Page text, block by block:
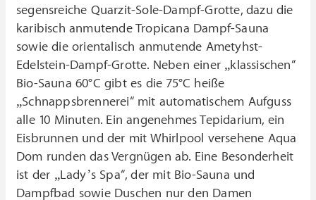
segensreiche Quarzit-Sole-Dampf-Grotte, dazu die
karibisch anmutende Tropicana Dampf-Sauna
sowie die orientalisch anmutende Ametyhst-
Edelstein-Dampf-Grotte. Neben einer „klassischen“
Bio-Sauna 60°C gibt es die 75°C heiße
„Schnappsbrennerei“ mit automatischem Aufguss
alle 10 Minuten. Ein angenehmes Tepidarium, ein
Eisbrunnen und der mit Whirlpool versehene Aqua
Dom runden das Vergnügen ab. Eine Besonderheit
ist der „Lady’s Spa“, der mit Bio-Sauna und
Dampfbad sowie Duschen nur den Damen